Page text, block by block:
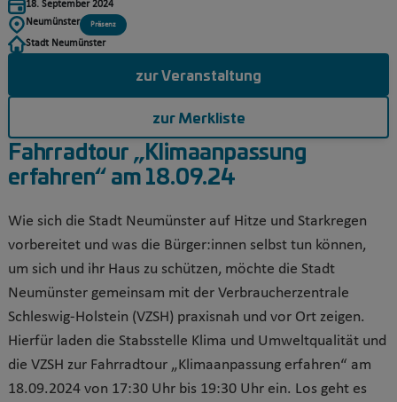
Fahrradtour „Klimaanpassung
erfahren“ am 18.09.24
Wie sich die Stadt Neumünster auf Hitze und Starkregen
vorbereitet und was die Bürger:innen selbst tun können,
um sich und ihr Haus zu schützen, möchte die Stadt
Neumünster gemeinsam mit der Verbraucherzentrale
Schleswig-Holstein (VZSH) praxisnah und vor Ort zeigen.
Hierfür laden die Stabsstelle Klima und Umweltqualität und
die VZSH zur Fahrradtour „Klimaanpassung erfahren“ am
18.09.2024 von 17:30 Uhr bis 19:30 Uhr ein. Los geht es
18. September 2024
Neumünster
Präsenz
Stadt Neumünster
zur Veranstaltung
zur Merkliste